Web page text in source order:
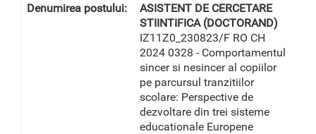
ASISTENT DE CERCETARE
STIINTIFICA (DOCTORAND)
IZ11Z0_230823/F RO CH
2024 0328 - Comportamentul
sincer si nesincer al copiilor
pe parcursul tranzitiilor
scolare: Perspective de
dezvoltare din trei sisteme
educationale Europene